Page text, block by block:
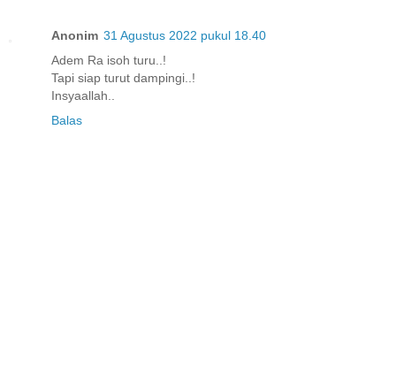
Anonim 31 Agustus 2022 pukul 18.40
Adem Ra isoh turu..!
Tapi siap turut dampingi..!
Insyaallah..
Balas